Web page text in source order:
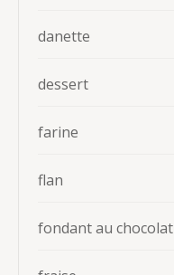
danette
dessert
farine
flan
fondant au chocolat